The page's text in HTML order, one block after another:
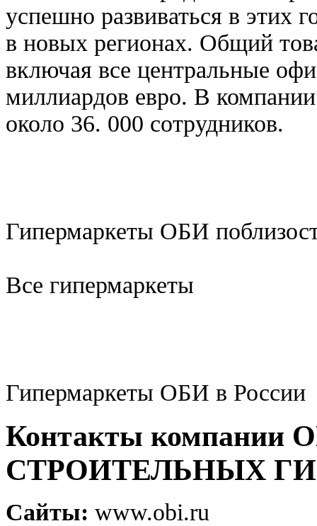
успешно развиваться в этих
в новых регионах. Общий
включая все центральные
миллиардов евро. В
около 36. 000 сотрудников.
Гипермаркеты ОБИ
Все гипермаркеты
Гипермаркеты ОБИ в России
Контакты компании
СТРОИТЕЛЬНЫХ
Сайты: www.obi.ru